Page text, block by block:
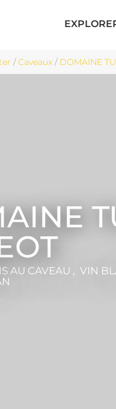
/Caveaux / DOMAINE
AU CAVEAU , VIN